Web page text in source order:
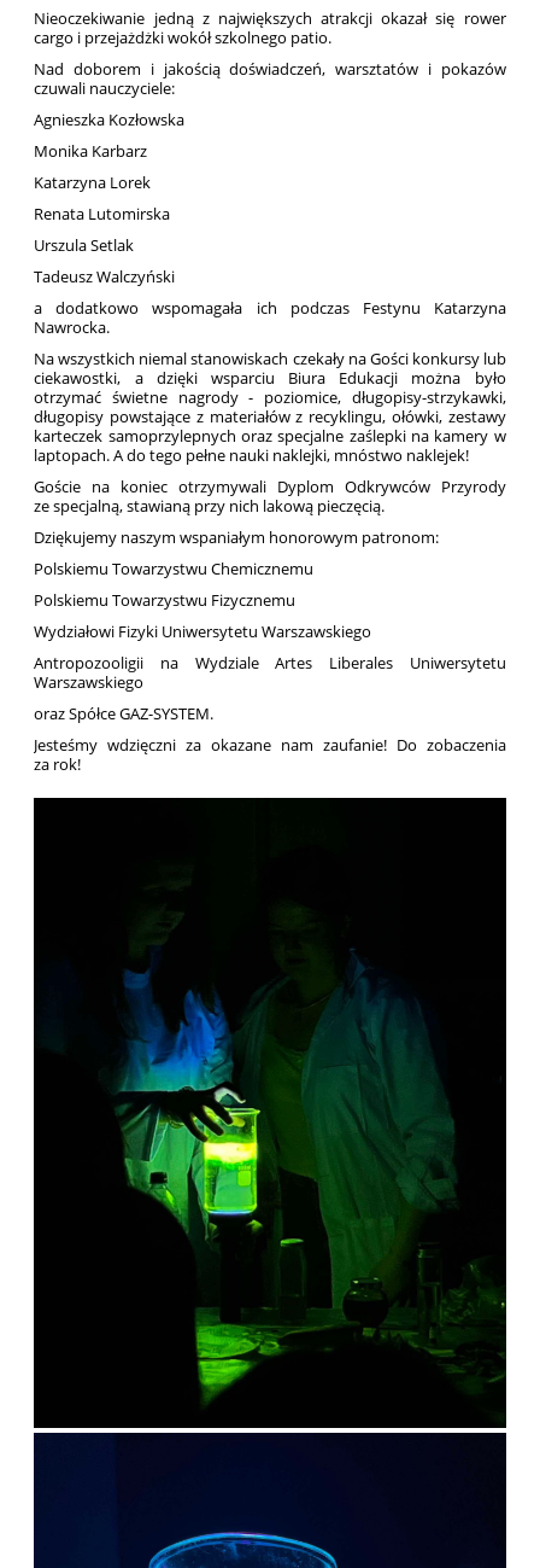
Nieoczekiwanie jedną z największych atrakcji okazał się rower
cargo i przejażdżki wokół szkolnego patio.
Nad doborem i jakością doświadczeń, warsztatów i pokazów
czuwali nauczyciele:
Agnieszka Kozłowska
Monika Karbarz
Katarzyna Lorek
Renata Lutomirska
Urszula Setlak
Tadeusz Walczyński
a dodatkowo wspomagała ich podczas Festynu Katarzyna
Nawrocka.
Na wszystkich niemal stanowiskach czekały na Gości konkursy lub
ciekawostki, a dzięki wsparciu Biura Edukacji można było
otrzymać świetne nagrody - poziomice, długopisy-strzykawki,
długopisy powstające z materiałów z recyklingu, ołówki, zestawy
karteczek samoprzylepnych oraz specjalne zaślepki na kamery w
laptopach. A do tego pełne nauki naklejki, mnóstwo naklejek!
Goście na koniec otrzymywali Dyplom Odkrywców Przyrody
ze specjalną, stawianą przy nich lakową pieczęcią.
Dziękujemy naszym wspaniałym honorowym patronom:
Polskiemu Towarzystwu Chemicznemu
Polskiemu Towarzystwu Fizycznemu
Wydziałowi Fizyki Uniwersytetu Warszawskiego
Antropozooligii na Wydziale Artes Liberales Uniwersytetu
Warszawskiego
oraz Spółce GAZ-SYSTEM.
Jesteśmy wdzięczni za okazane nam zaufanie! Do zobaczenia
za rok!